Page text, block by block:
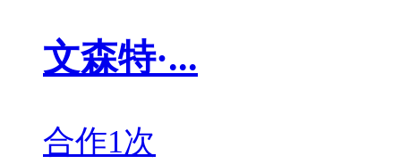
文森特·...
合作1次